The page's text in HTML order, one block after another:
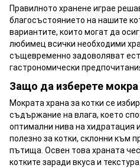
Правилното хранене играе
благосъстоянието на нашите
вариантите, които могат да
любимец всички необходими
същевременно задоволяват
гастрономически
Защо да изберете мокра
Мократа храна за котки се
съдържание на влага, което
оптимални нива на хидратация
полезно за котки, склонни към
пътища. Освен това храната
котките заради вкуса и